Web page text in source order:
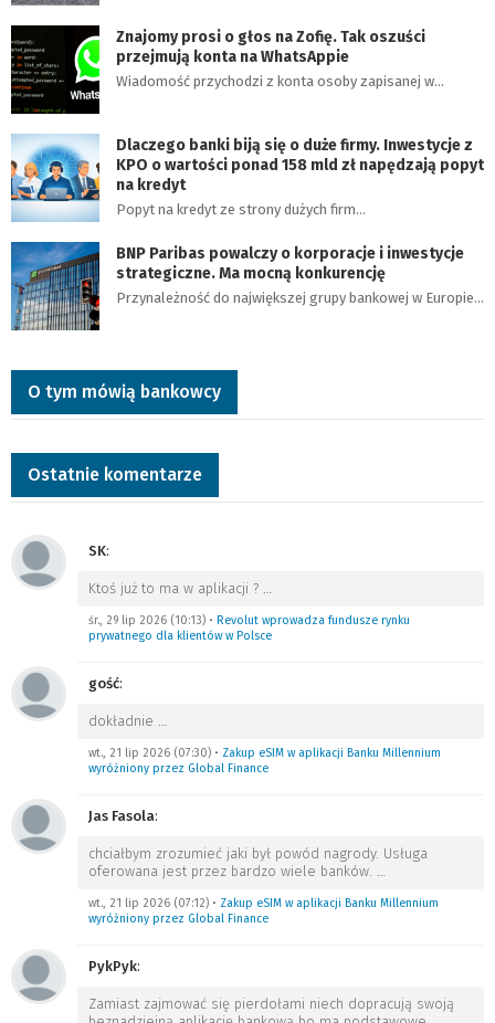
Znajomy prosi o głos na Zofię. Tak oszuści
przejmują konta na WhatsAppie
Wiadomość przychodzi z konta osoby zapisanej w…
Dlaczego banki biją się o duże firmy. Inwestycje z
KPO o wartości ponad 158 mld zł napędzają popyt
na kredyt
Popyt na kredyt ze strony dużych firm…
BNP Paribas powalczy o korporacje i inwestycje
strategiczne. Ma mocną konkurencję
Przynależność do największej grupy bankowej w Europie…
O tym mówią bankowcy
Ostatnie komentarze
SK:
Ktoś już to ma w aplikacji ? …
śr., 29 lip 2026 (10:13) • Revolut wprowadza fundusze rynku
prywatnego dla klientów w Polsce
gość:
dokładnie …
wt., 21 lip 2026 (07:30) • Zakup eSIM w aplikacji Banku Millennium
wyróżniony przez Global Finance
Jas Fasola:
chciałbym zrozumieć jaki był powód nagrody. Usługa
oferowana jest przez bardzo wiele banków. …
wt., 21 lip 2026 (07:12) • Zakup eSIM w aplikacji Banku Millennium
wyróżniony przez Global Finance
PykPyk:
Zamiast zajmować się pierdołami niech dopracują swoją